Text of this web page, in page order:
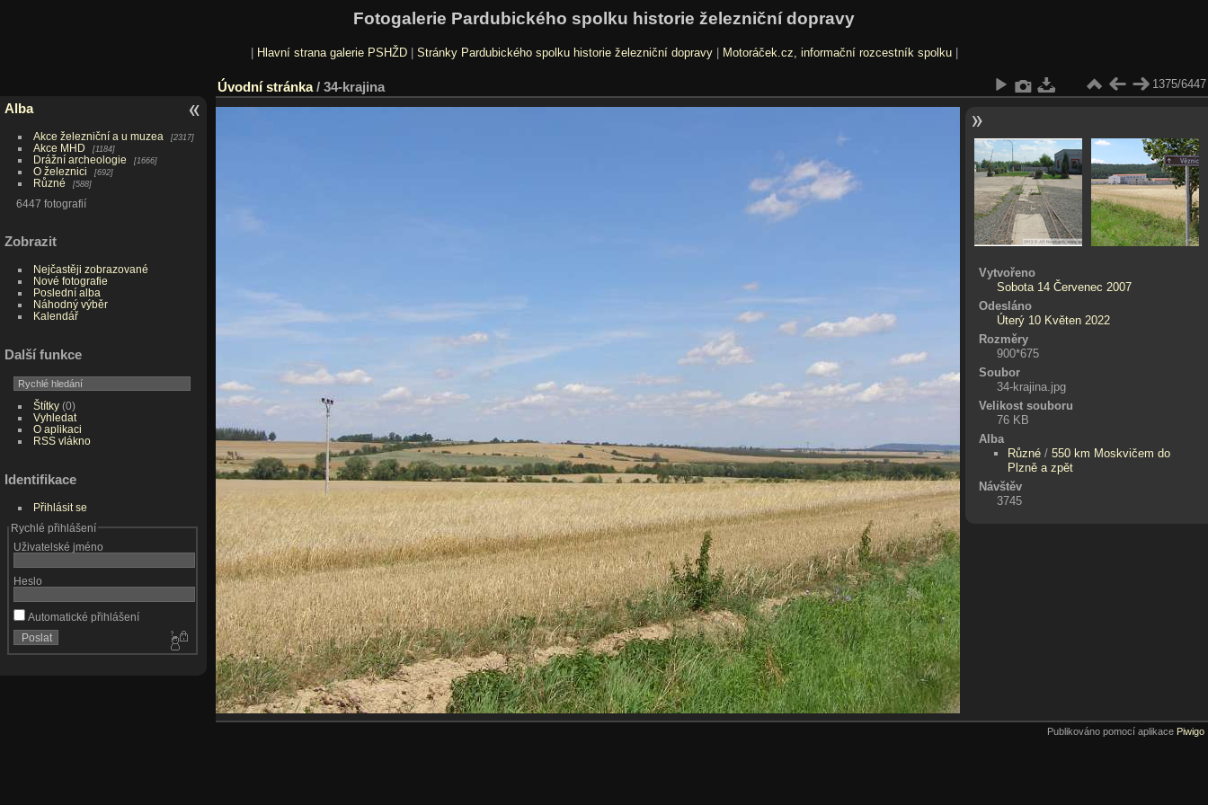
Fotogalerie Pardubického spolku historie železniční dopravy
Hlavní strana galerie PSHŽD| Stránky Pardubického spolku historie železniční dopravy| Motoráček.cz, informační rozcestník spolku|
Alba
Akce železniční a u muzea 2317
Akce MHD 1184
Drážní archeologie 1666
O železnici 692
Různé 588
6447 fotografií
Zobrazit
Nejčastěji zobrazované
Nové fotografie
Poslední alba
Náhodný výběr
Kalendář
Další funkce
Štítky(0)
Vyhledat
O aplikaci
RSS vlákno
Identifikace
Přihlásit se
Rychlé přihlášení
Uživatelské jméno
Heslo
Automatické přihlášení
Úvodní stránka/ 34-krajina 1375/6447
Vytvořeno
Sobota 14 Červenec 2007
Odesláno
Úterý 10 Květen 2022
Rozměry
900*675
Soubor
34-krajina.jpg
Velikost souboru
76 KB
Alba
Různé /550 km Moskvičem do
Plzně a zpět
Návštěv
3745
Publikováno pomocí aplikace Piwigo